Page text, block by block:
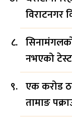
विराटनगर
नभएको
एक करोड
तामाङ